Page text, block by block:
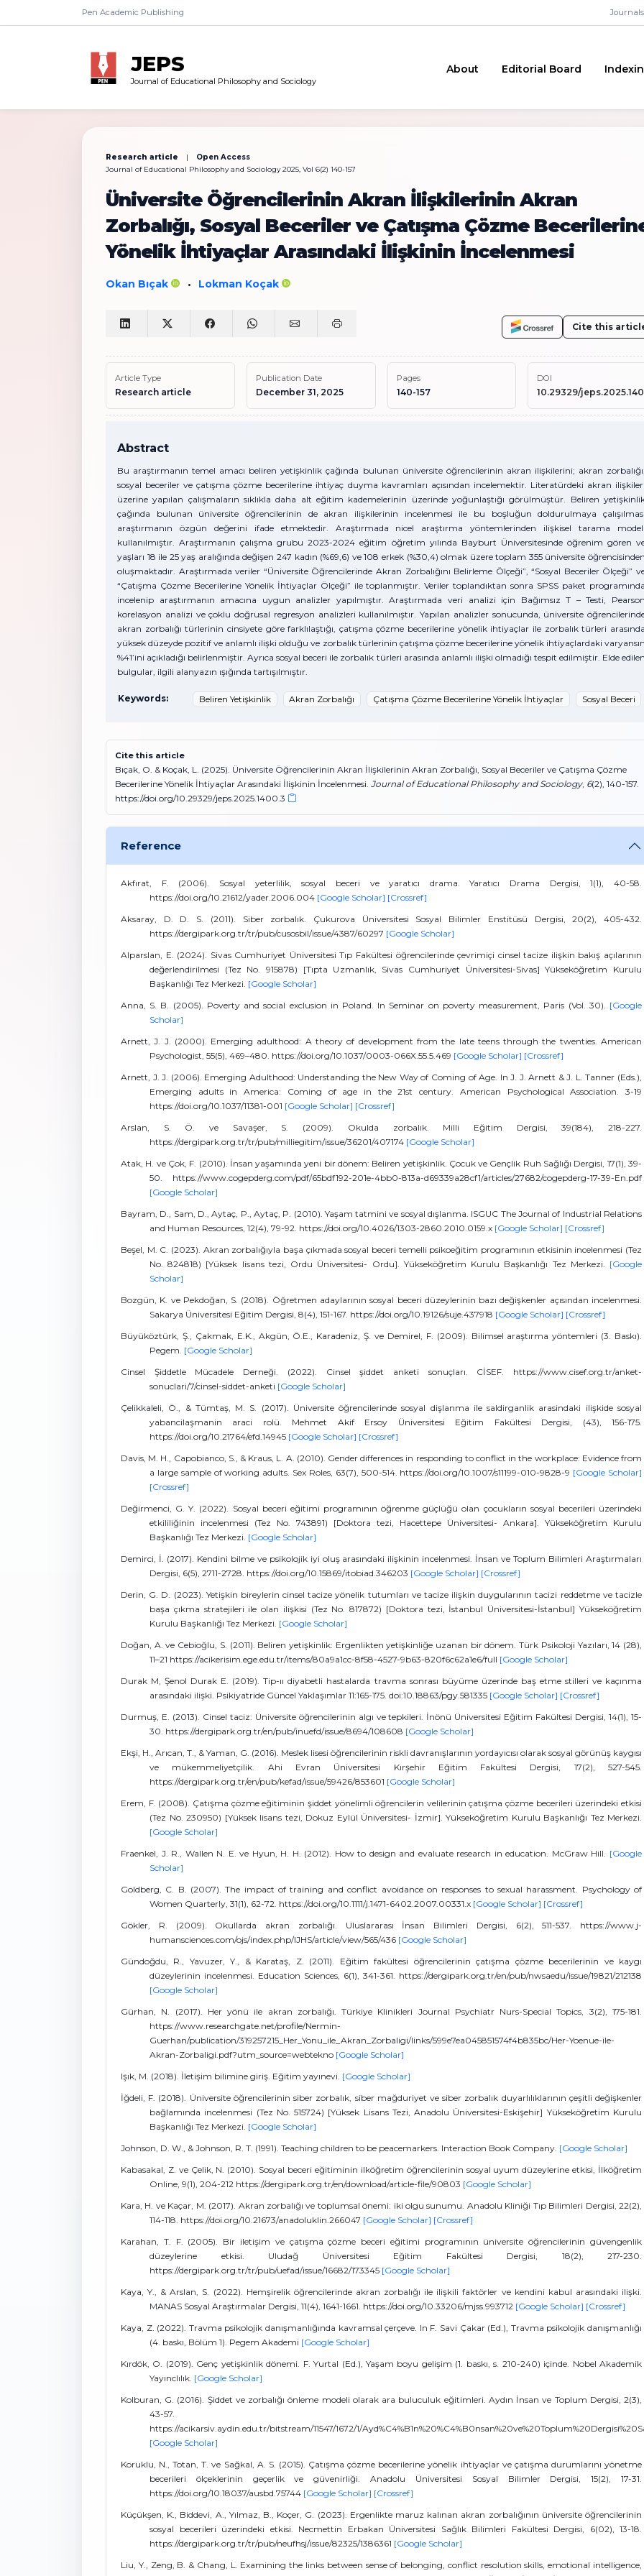
Pen Academic Publishing Journals
JEPS
Journal of Educational Philosophy and Sociology
About Editorial Board
Research article |
Open Access
Journal of Educational Philosophy and Sociology 2025, Vol 6(2) 140-157
Üniversite Öğrencilerinin Akran İlişkilerinin Akran
Zorbalığı, Sosyal Beceriler ve Çatışma Çözme
Yönelik İhtiyaçlar Arasındaki İlişkinin İncelenmesi
Okan Bıçak • Lokman Koçak
Cite this
Article Type
Research article
Publication Date
December 31, 2025
Pages
140-157
DOI
10.29329/
Abstract
Bu araştırmanın temel amacı beliren yetişkinlik çağında bulunan üniversite öğrencilerinin akran ilişkilerini; akran
sosyal beceriler ve çatışma çözme becerilerine ihtiyaç duyma kavramları açısından incelemektir. Literatürdeki akran
üzerine yapılan çalışmaların sıklıkla daha alt eğitim kademelerinin üzerinde yoğunlaştığı görülmüştür. Beliren
çağında bulunan üniversite öğrencilerinin de akran ilişkilerinin incelenmesi ile bu boşluğun doldurulmaya
araştırmanın özgün değerini ifade etmektedir. Araştırmada nicel araştırma yöntemlerinden ilişkisel tarama
kullanılmıştır. Araştırmanın çalışma grubu 2023-2024 eğitim öğretim yılında Bayburt Üniversitesinde öğrenim gören
yaşları 18 ile 25 yaş aralığında değişen 247 kadın (%69,6) ve 108 erkek (%30,4) olmak üzere toplam 355 üniversite
oluşmaktadır. Araştırmada veriler “Üniversite Öğrencilerinde Akran Zorbalığını Belirleme Ölçeği”, “Sosyal Beceriler Ölçeği”
“Çatışma Çözme Becerilerine Yönelik İhtiyaçlar Ölçeği” ile toplanmıştır. Veriler toplandıktan sonra SPSS paket
incelenip araştırmanın amacına uygun analizler yapılmıştır. Araştırmada veri analizi için Bağımsız T – Testi,
korelasyon analizi ve çoklu doğrusal regresyon analizleri kullanılmıştır. Yapılan analizler sonucunda, üniversite
akran zorbalığı türlerinin cinsiyete göre farklılaştığı, çatışma çözme becerilerine yönelik ihtiyaçlar ile zorbalık türleri
yüksek düzeyde pozitif ve anlamlı ilişki olduğu ve zorbalık türlerinin çatışma çözme becerilerine yönelik ihtiyaçlardaki
%41’ini açıkladığı belirlenmiştir. Ayrıca sosyal beceri ile zorbalık türleri arasında anlamlı ilişki olmadığı tespit edilmiştir. Elde
bulgular, ilgili alanyazın ışığında tartışılmıştır.
Keywords: Beliren Yetişkinlik Akran Zorbalığı Çatışma Çözme Becerilerine Yönelik İhtiyaçlar Sosyal Beceri
Cite this article
Bıçak, O. & Koçak, L. (2025). Üniversite Öğrencilerinin Akran İlişkilerinin Akran Zorbalığı, Sosyal Beceriler ve Çatışma Çözme
Becerilerine Yönelik İhtiyaçlar Arasındaki İlişkinin İncelenmesi. Journal of Educational Philosophy and Sociology, 6(2), 140-157.
https://doi.org/10.29329/jeps.2025.1400.3
Reference
Akfırat, F. (2006). Sosyal yeterlilik, sosyal beceri ve yaratıcı drama. Yaratıcı Drama Dergisi, 1(1), 40-58.
https://doi.org/10.21612/yader.2006.004 [Google Scholar] [Crossref]
Aksaray, D. D. S. (2011). Siber zorbalık. Çukurova Üniversitesi Sosyal Bilimler Enstitüsü Dergisi, 20(2), 405-432.
https://dergipark.org.tr/tr/pub/cusosbil/issue/4387/60297 [Google Scholar]
Alparslan, E. (2024). Sivas Cumhuriyet Üniversitesi Tıp Fakültesi öğrencilerinde çevrimiçi cinsel tacize ilişkin bakış açılarının
değerlendirilmesi (Tez No. 915878) [Tıpta Uzmanlık, Sivas Cumhuriyet Üniversitesi-Sivas] Yükseköğretim Kurulu
Başkanlığı Tez Merkezi. [Google Scholar]
Anna, S. B. (2005). Poverty and social exclusion in Poland. In Seminar on poverty measurement, Paris (Vol. 30). [Google
Scholar]
Arnett, J. J. (2000). Emerging adulthood: A theory of development from the late teens through the twenties. American
Psychologist, 55(5), 469–480. https://doi.org/10.1037/0003-066X.55.5.469 [Google Scholar] [Crossref]
Arnett, J. J. (2006). Emerging Adulthood: Understanding the New Way of Coming of Age. In J. J. Arnett & J. L. Tanner (Eds.),
Emerging adults in America: Coming of age in the 21st century. American Psychological Association. 3-19
https://doi.org/10.1037/11381-001 [Google Scholar] [Crossref]
Arslan, S. Ö. ve Savaşer, S. (2009). Okulda zorbalık. Milli Eğitim Dergisi, 39(184), 218-227.
https://dergipark.org.tr/tr/pub/milliegitim/issue/36201/407174 [Google Scholar]
Atak, H. ve Çok, F. (2010). İnsan yaşamında yeni bir dönem: Beliren yetişkinlik. Çocuk ve Gençlik Ruh Saǧlıǧı Dergisi, 17(1), 39-
50. https://www.cogepderg.com/pdf/65bdf192-201e-4bb0-813a-d69339a28cf1/articles/27682/cogepderg-17-39-En.pdf
[Google Scholar]
Bayram, D., Sam, D., Aytaç, P., Aytaç, P. (2010). Yaşam tatmini ve sosyal dışlanma. ISGUC The Journal of Industrial Relations
and Human Resources, 12(4), 79-92. https://doi.org/10.4026/1303-2860.2010.0159.x [Google Scholar] [Crossref]
Beşel, M. C. (2023). Akran zorbalığıyla başa çıkmada sosyal beceri temelli psikoeğitim programının etkisinin incelenmesi (Tez
No. 824818) [Yüksek lisans tezi, Ordu Üniversitesi- Ordu]. Yükseköğretim Kurulu Başkanlığı Tez Merkezi. [Google
Scholar]
Bozgün, K. ve Pekdoğan, S. (2018). Öğretmen adaylarının sosyal beceri düzeylerinin bazı değişkenler açısından incelenmesi.
Sakarya Üniversitesi Eğitim Dergisi, 8(4), 151-167. https://doi.org/10.19126/suje.437918 [Google Scholar] [Crossref]
Büyüköztürk, Ş., Çakmak, E.K., Akgün, Ö.E., Karadeniz, Ş. ve Demirel, F. (2009). Bilimsel araştırma yöntemleri (3. Baskı).
Pegem. [Google Scholar]
Cinsel Şiddetle Mücadele Derneği. (2022). Cinsel şiddet anketi sonuçları. CİSEF. https://www.cisef.org.tr/anket-
sonuclari/7/cinsel-siddet-anketi [Google Scholar]
Çelikkaleli, Ö., & Tümtaş, M. S. (2017). Üniversite öğrencilerinde sosyal dişlanma ile saldirganlik arasindaki ilişkide sosyal
yabancilaşmanin araci rolü. Mehmet Akif Ersoy Üniversitesi Eğitim Fakültesi Dergisi, (43), 156-175.
https://doi.org/10.21764/efd.14945 [Google Scholar] [Crossref]
Davis, M. H., Capobianco, S., & Kraus, L. A. (2010). Gender differences in responding to conflict in the workplace: Evidence from
a large sample of working adults. Sex Roles, 63(7), 500-514. https://doi.org/10.1007/s11199-010-9828-9 [Google Scholar]
[Crossref]
Değirmenci, G. Y. (2022). Sosyal beceri eğitimi programının öğrenme güçlüğü olan çocukların sosyal becerileri üzerindeki
etkililiğinin incelenmesi (Tez No. 743891) [Doktora tezi, Hacettepe Üniversitesi- Ankara]. Yükseköğretim Kurulu
Başkanlığı Tez Merkezi. [Google Scholar]
Demirci, İ. (2017). Kendini bilme ve psikolojik iyi oluş arasındaki ilişkinin incelenmesi. İnsan ve Toplum Bilimleri Araştırmaları
Dergisi, 6(5), 2711-2728. https://doi.org/10.15869/itobiad.346203 [Google Scholar] [Crossref]
Derin, G. D. (2023). Yetişkin bireylerin cinsel tacize yönelik tutumları ve tacize ilişkin duygularının tacizi reddetme ve tacizle
başa çıkma stratejileri ile olan ilişkisi (Tez No. 817872) [Doktora tezi, İstanbul Üniversitesi-İstanbul] Yükseköğretim
Kurulu Başkanlığı Tez Merkezi. [Google Scholar]
Doğan, A. ve Cebioğlu, S. (2011). Beliren yetişkinlik: Ergenlikten yetişkinliğe uzanan bir dönem. Türk Psikoloji Yazıları, 14 (28),
11–21 https://acikerisim.ege.edu.tr/items/80a9a1cc-8f58-4527-9b63-820f6c62a1e6/full [Google Scholar]
Durak M, Şenol Durak E. (2019). Tip-ıı diyabetli hastalarda travma sonrası büyüme üzerinde baş etme stilleri ve kaçınma
arasındaki ilişki. Psikiyatride Güncel Yaklaşımlar 11:165-175. doi:10.18863/pgy.581335 [Google Scholar] [Crossref]
Durmuş, E. (2013). Cinsel taciz: Üniversite öğrencilerinin algı ve tepkileri. İnönü Üniversitesi Eğitim Fakültesi Dergisi, 14(1), 15-
30. https://dergipark.org.tr/en/pub/inuefd/issue/8694/108608 [Google Scholar]
Ekşi, H., Arıcan, T., & Yaman, G. (2016). Meslek lisesi öğrencilerinin riskli davranışlarının yordayıcısı olarak sosyal görünüş kaygısı
ve mükemmeliyetçilik. Ahi Evran Üniversitesi Kırşehir Eğitim Fakültesi Dergisi, 17(2), 527-545.
https://dergipark.org.tr/en/pub/kefad/issue/59426/853601 [Google Scholar]
Erem, F. (2008). Çatışma çözme eğitiminin şiddet yönelimli öğrencilerin velilerinin çatışma çözme becerileri üzerindeki etkisi
(Tez No. 230950) [Yüksek lisans tezi, Dokuz Eylül Üniversitesi- İzmir]. Yükseköğretim Kurulu Başkanlığı Tez Merkezi.
[Google Scholar]
Fraenkel, J. R., Wallen N. E. ve Hyun, H. H. (2012). How to design and evaluate research in education. McGraw Hill. [Google
Scholar]
Goldberg, C. B. (2007). The impact of training and conflict avoidance on responses to sexual harassment. Psychology of
Women Quarterly, 31(1), 62-72. https://doi.org/10.1111/j.1471-6402.2007.00331.x [Google Scholar] [Crossref]
Gökler, R. (2009). Okullarda akran zorbalığı. Uluslararası İnsan Bilimleri Dergisi, 6(2), 511-537. https://www.j-
humansciences.com/ojs/index.php/IJHS/article/view/565/436 [Google Scholar]
Gündoğdu, R., Yavuzer, Y., & Karataş, Z. (2011). Eğitim fakültesi öğrencilerinin çatışma çözme becerilerinin ve kaygı
düzeylerinin incelenmesi. Education Sciences, 6(1), 341-361. https://dergipark.org.tr/en/pub/nwsaedu/issue/19821/212138
[Google Scholar]
Gürhan, N. (2017). Her yönü ile akran zorbalığı. Türkiye Klinikleri Journal Psychiatr Nurs-Special Topics, 3(2), 175-181.
https://www.researchgate.net/profile/Nermin-
Guerhan/publication/319257215_Her_Yonu_ile_Akran_Zorbaligi/links/599e7ea045851574f4b835bc/Her-Yoenue-ile-
Akran-Zorbaligi.pdf?utm_source=webtekno [Google Scholar]
Işık, M. (2018). İletişim bilimine giriş. Eğitim yayınevi. [Google Scholar]
İğdeli, F. (2018). Üniversite öğrencilerinin siber zorbalık, siber mağduriyet ve siber zorbalık duyarlılıklarının çeşitli değişkenler
bağlamında incelenmesi (Tez No. 515724) [Yüksek Lisans Tezi, Anadolu Üniversitesi-Eskişehir] Yükseköğretim Kurulu
Başkanlığı Tez Merkezi. [Google Scholar]
Johnson, D. W., & Johnson, R. T. (1991). Teaching children to be peacemarkers. Interaction Book Company. [Google Scholar]
Kabasakal, Z. ve Çelik, N. (2010). Sosyal beceri eğitiminin ilköğretim öğrencilerinin sosyal uyum düzeylerine etkisi, İlköğretim
Online, 9(1), 204-212 https://dergipark.org.tr/en/download/article-file/90803 [Google Scholar]
Kara, H. ve Kaçar, M. (2017). Akran zorbalığı ve toplumsal önemi: iki olgu sunumu. Anadolu Kliniği Tıp Bilimleri Dergisi, 22(2),
114-118. https://doi.org/10.21673/anadoluklin.266047 [Google Scholar] [Crossref]
Karahan, T. F. (2005). Bir iletişim ve çatışma çözme beceri eğitimi programının üniversite öğrencilerinin güvengenlik
düzeylerine etkisi. Uludağ Üniversitesi Eğitim Fakültesi Dergisi, 18(2), 217-230.
https://dergipark.org.tr/tr/pub/uefad/issue/16682/173345 [Google Scholar]
Kaya, Y., & Arslan, S. (2022). Hemşirelik öğrencilerinde akran zorbalığı ile ilişkili faktörler ve kendini kabul arasındaki ilişki.
MANAS Sosyal Araştırmalar Dergisi, 11(4), 1641-1661. https://doi.org/10.33206/mjss.993712 [Google Scholar] [Crossref]
Kaya, Z. (2022). Travma psikolojik danışmanlığında kavramsal çerçeve. In F. Savi Çakar (Ed.), Travma psikolojik danışmanlığı
(4. baskı, Bölüm 1). Pegem Akademi [Google Scholar]
Kırdök, O. (2019). Genç yetişkinlik dönemi. F. Yurtal (Ed.), Yaşam boyu gelişim (1. baskı, s. 210-240) içinde. Nobel Akademik
Yayınclılık. [Google Scholar]
Kolburan, G. (2016). Şiddet ve zorbalığı önleme modeli olarak ara buluculuk eğitimleri. Aydın İnsan ve Toplum Dergisi, 2(3),
43-57.
https://acikarsiv.aydin.edu.tr/bitstream/11547/1672/1/
[Google Scholar]
Koruklu, N., Totan, T. ve Sağkal, A. S. (2015). Çatışma çözme becerilerine yönelik ihtiyaçlar ve çatışma durumlarını yönetme
becerileri ölçeklerinin geçerlik ve güvenirliği. Anadolu Üniversitesi Sosyal Bilimler Dergisi, 15(2), 17-31.
https://doi.org/10.18037/ausbd.75744 [Google Scholar] [Crossref]
Küçükşen, K., Biddevi, A., Yılmaz, B., Koçer, G. (2023). Ergenlikte maruz kalınan akran zorbalığının üniversite öğrencilerinin
sosyal becerileri üzerindeki etkisi. Necmettin Erbakan Üniversitesi Sağlık Bilimleri Fakültesi Dergisi, 6(02), 13-18.
https://dergipark.org.tr/tr/pub/neufhsj/issue/82325/1386361 [Google Scholar]
Liu, Y., Zeng, B. & Chang, L. Examining the links between sense of belonging, conflict resolution skills, emotional intelligence,